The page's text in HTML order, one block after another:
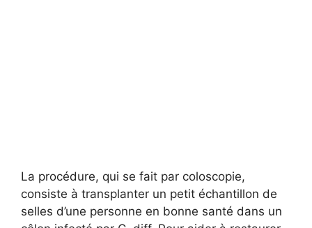
La procédure, qui se fait par coloscopie,
consiste à transplanter un petit échantillon de
selles d’une personne en bonne santé dans un